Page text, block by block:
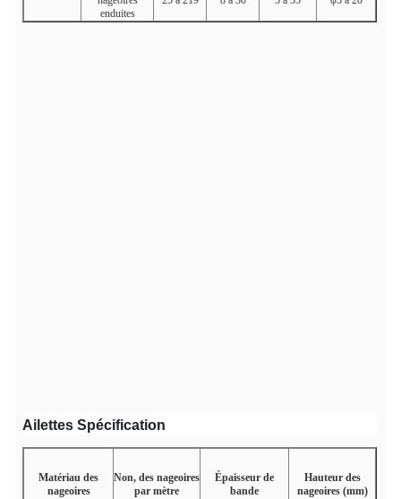
enduites
Ailettes Spécification
Matériau des
nageoires
Non, des nageoires
par mètre
Épaisseur de
bande
Hauteur des
nageoires (mm)